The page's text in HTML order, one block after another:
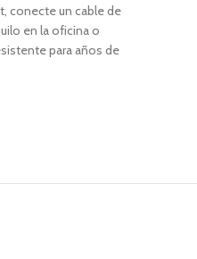
conecte un cable de
en la oficina o
para años de